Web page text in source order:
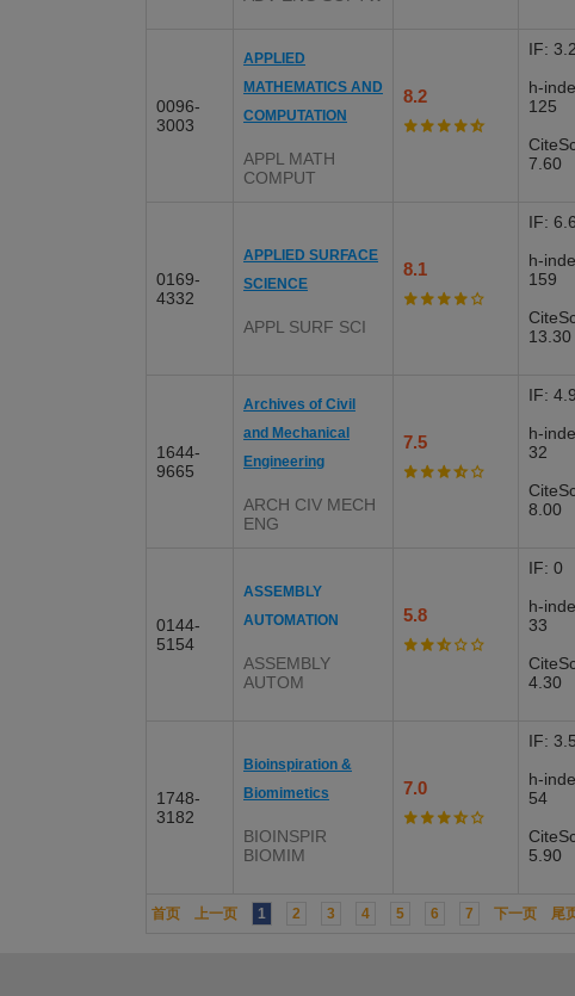
0096-
3003
APPLIED
MATHEMATICS AND
COMPUTATION
APPL MATH
COMPUT
8.2
IF: 3.2
h-
125
7.60
0169-
4332
APPLIED SURFACE
SCIENCE
APPL SURF SCI
8.1
IF: 6.6
h-
159
13.30
1644-
9665
Archives of Civil
and Mechanical
Engineering
ARCH CIV MECH
ENG
7.5
IF: 4.9
h-
32
8.00
0144-
5154
ASSEMBLY
AUTOMATION
ASSEMBLY
AUTOM
5.8
IF: 0
h-
33
4.30
1748-
3182
Bioinspiration &
Biomimetics
BIOINSPIR
BIOMIM
7.0
IF: 3.5
h-
54
5.90
首页 上一页 1 2 3 4 5 6 7 下一页 尾